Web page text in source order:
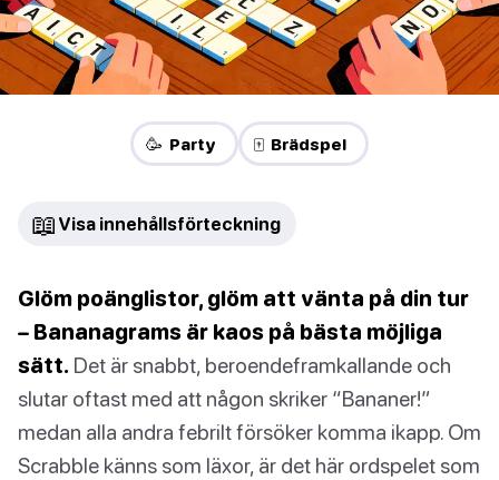
🥳 Party 🀄 Brädspel
📖 Visa innehållsförteckning
Glöm poänglistor, glöm att vänta på din tur
– Bananagrams är kaos på bästa möjliga
sätt. Det är snabbt, beroendeframkallande och
slutar oftast med att någon skriker “Bananer!”
medan alla andra febrilt försöker komma ikapp. Om
Scrabble känns som läxor, är det här ordspelet som